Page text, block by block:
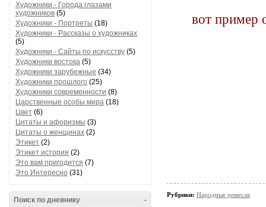
Художники - Города глазами
художников (5)
Художники - Портреты (18)
Художники - Рассказы о художниках
(5)
Художники - Сайты по искусству (5)
Художники востока (5)
Художники зарубежные (34)
Художники прошлого (25)
Художники современности (8)
Царственные особы мира (18)
Цвет (6)
Цитаты и афоризмы (3)
Цитаты о женщинах (2)
Этикет (2)
Этикет история (2)
Это вам пригодится (7)
Это Интересно (31)
-
Поиск по дневнику
вот пример
Рубрики: Народные ремесла